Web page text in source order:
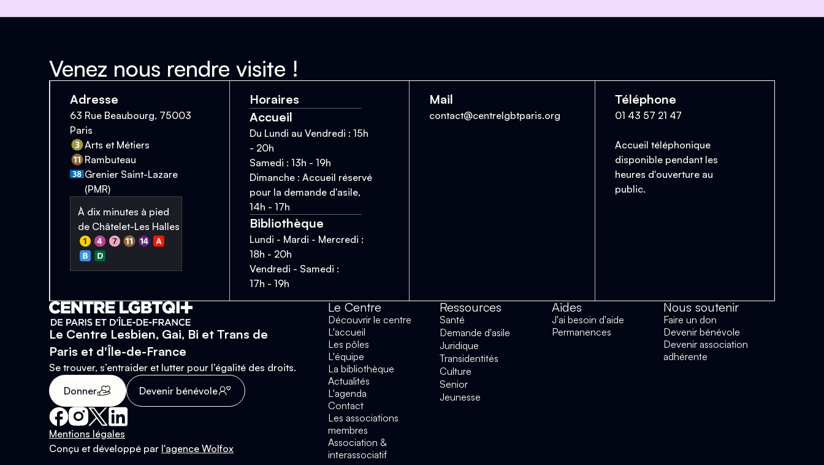
Venez nous rendre visite !
Adresse
63 Rue Beaubourg, 75003
Paris
Arts et Métiers
Rambuteau
Grenier Saint-Lazare
(PMR)
À dix minutes à pied
de Châtelet-Les Halles
Horaires
Accueil
Du Lundi au Vendredi : 15h
- 20h
Samedi : 13h - 19h
Dimanche : Accueil réservé
pour la demande d'asile,
14h - 17h
Bibliothèque
Lundi - Mardi - Mercredi :
18h - 20h
Vendredi - Samedi :
17h - 19h
Mail
contact@centrelgbtparis.org
Téléphone
01 43 57 21 47
Accueil téléphonique
disponible pendant les
heures d'ouverture au
public.
Le Centre Lesbien, Gai, Bi et Trans de
Paris et d'Île-de-France
Se trouver, s’entraider et lutter pour l’égalité des droits.
Devenir bénévole
Donner
Mentions légales
Conçu et développé par l'agence Wolfox
Le Centre
Découvrir le centre
L'accueil
Les pôles
L'équipe
La bibliothèque
Actualités
L'agenda
Contact
Les associations
membres
Association &
interassociatif
Ressources
Santé
Demande d'asile
Juridique
Transidentités
Culture
Senior
Jeunesse
Aides
J'ai besoin d'aide
Permanences
Nous soutenir
Faire un don
Devenir bénévole
Devenir association
adhérente